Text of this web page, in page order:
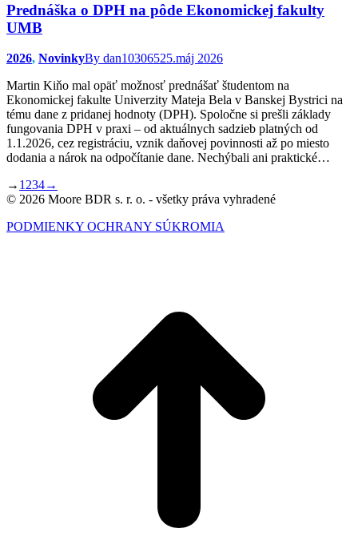
Prednáška o DPH na pôde Ekonomickej fakulty
UMB
2026, NovinkyBy dan10306525.máj 2026
Martin Kiňo mal opäť možnosť prednášať študentom na
Ekonomickej fakulte Univerzity Mateja Bela v Banskej Bystrici na
tému dane z pridanej hodnoty (DPH). Spoločne si prešli základy
fungovania DPH v praxi – od aktuálnych sadzieb platných od
1.1.2026, cez registráciu, vznik daňovej povinnosti až po miesto
dodania a nárok na odpočítanie dane. Nechýbali ani praktické…
→ 1 234→
© 2026 Moore BDR s. r. o. - všetky práva vyhradené
PODMIENKY OCHRANY SÚKROMIA